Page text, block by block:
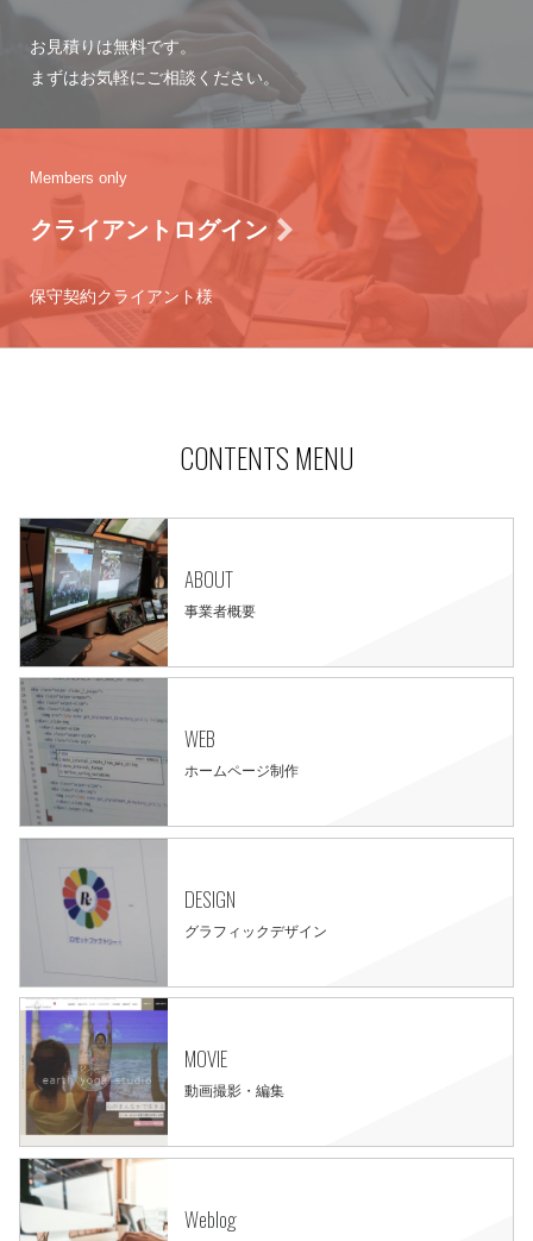
お見積りは無料です。
まずはお気軽にご相談ください。
Members only
クライアントログイン
保守契約クライアント様
CONTENTS MENU
ABOUT
事業者概要
WEB
ホームページ制作
DESIGN
グラフィックデザイン
MOVIE
動画撮影・編集
Weblog